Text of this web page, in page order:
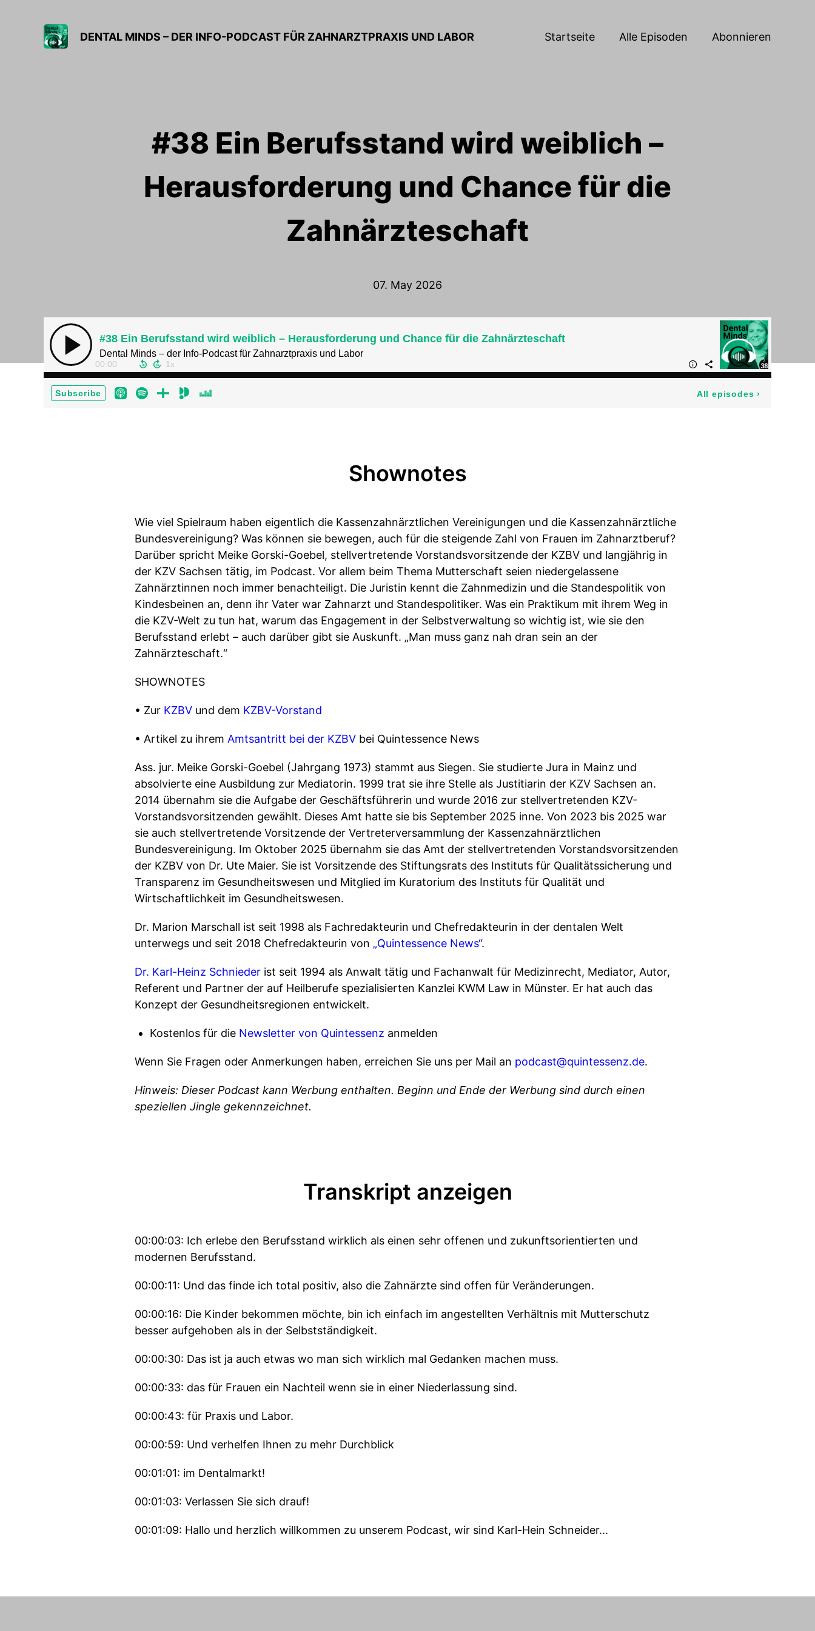
DENTAL MINDS – DER INFO-PODCAST FÜR ZAHNARZTPRAXIS UND LABOR Startseite Alle Episoden Abonnieren
#38 Ein Berufsstand wird weiblich –
Herausforderung und Chance für die
Zahnärzteschaft
07. May 2026
#38 Ein Berufsstand wird weiblich – Herausforderung und Chance für die Zahnärzteschaft
Dental Minds – der Info-Podcast für Zahnarztpraxis und Labor
00:00
Subscribe All episodes ›
Shownotes
Wie viel Spielraum haben eigentlich die Kassenzahnärztlichen Vereinigungen und die Kassenzahnärztliche
Bundesvereinigung? Was können sie bewegen, auch für die steigende Zahl von Frauen im Zahnarztberuf?
Darüber spricht Meike Gorski-Goebel, stellvertretende Vorstandsvorsitzende der KZBV und langjährig in
der KZV Sachsen tätig, im Podcast. Vor allem beim Thema Mutterschaft seien niedergelassene
Zahnärztinnen noch immer benachteiligt. Die Juristin kennt die Zahnmedizin und die Standespolitik von
Kindesbeinen an, denn ihr Vater war Zahnarzt und Standespolitiker. Was ein Praktikum mit ihrem Weg in
die KZV-Welt zu tun hat, warum das Engagement in der Selbstverwaltung so wichtig ist, wie sie den
Berufsstand erlebt – auch darüber gibt sie Auskunft. „Man muss ganz nah dran sein an der
Zahnärzteschaft.“
SHOWNOTES
• Zur KZBV und dem KZBV-Vorstand
• Artikel zu ihrem Amtsantritt bei der KZBV bei Quintessence News
Ass. jur. Meike Gorski-Goebel (Jahrgang 1973) stammt aus Siegen. Sie studierte Jura in Mainz und
absolvierte eine Ausbildung zur Mediatorin. 1999 trat sie ihre Stelle als Justitiarin der KZV Sachsen an.
2014 übernahm sie die Aufgabe der Geschäftsführerin und wurde 2016 zur stellvertretenden KZV-
Vorstandsvorsitzenden gewählt. Dieses Amt hatte sie bis September 2025 inne. Von 2023 bis 2025 war
sie auch stellvertretende Vorsitzende der Vertreterversammlung der Kassenzahnärztlichen
Bundesvereinigung. Im Oktober 2025 übernahm sie das Amt der stellvertretenden Vorstandsvorsitzenden
der KZBV von Dr. Ute Maier. Sie ist Vorsitzende des Stiftungsrats des Instituts für Qualitätssicherung und
Transparenz im Gesundheitswesen und Mitglied im Kuratorium des Instituts für Qualität und
Wirtschaftlichkeit im Gesundheitswesen.
Dr. Marion Marschall ist seit 1998 als Fachredakteurin und Chefredakteurin in der dentalen Welt
unterwegs und seit 2018 Chefredakteurin von „Quintessence News“.
Dr. Karl-Heinz Schnieder ist seit 1994 als Anwalt tätig und Fachanwalt für Medizinrecht, Mediator, Autor,
Referent und Partner der auf Heilberufe spezialisierten Kanzlei KWM Law in Münster. Er hat auch das
Konzept der Gesundheitsregionen entwickelt.
Kostenlos für die Newsletter von Quintessenz anmelden
Wenn Sie Fragen oder Anmerkungen haben, erreichen Sie uns per Mail an podcast@quintessenz.de.
Hinweis: Dieser Podcast kann Werbung enthalten. Beginn und Ende der Werbung sind durch einen
speziellen Jingle gekennzeichnet.
Transkript anzeigen
00:00:03: Ich erlebe den Berufsstand wirklich als einen sehr offenen und zukunftsorientierten und
modernen Berufsstand.
00:00:11: Und das finde ich total positiv, also die Zahnärzte sind offen für Veränderungen.
00:00:16: Die Kinder bekommen möchte, bin ich einfach im angestellten Verhältnis mit Mutterschutz
besser aufgehoben als in der Selbstständigkeit.
00:00:30: Das ist ja auch etwas wo man sich wirklich mal Gedanken machen muss.
00:00:33: das für Frauen ein Nachteil wenn sie in einer Niederlassung sind.
00:00:43: für Praxis und Labor.
00:00:59: Und verhelfen Ihnen zu mehr Durchblick
00:01:01: im Dentalmarkt!
00:01:03: Verlassen Sie sich drauf!
00:01:09: Hallo und herzlich willkommen zu unserem Podcast, wir sind Karl-Hein Schneider...